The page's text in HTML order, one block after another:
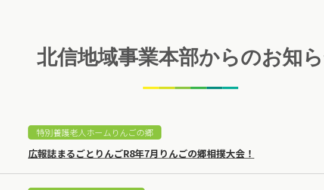
北信地域事業本部からのお知
広報誌まるごとりんごR8年7月りんごの郷相撲大会！
特別養護老人ホームりんごの郷